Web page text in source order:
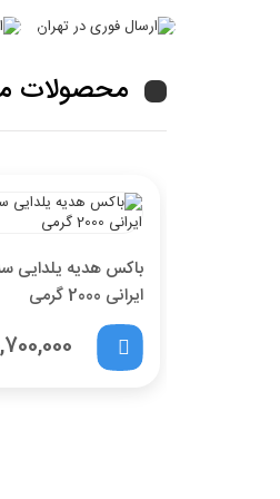
محصولات
باکس هدیه یلدایی
ایرانی 2000 گرمی